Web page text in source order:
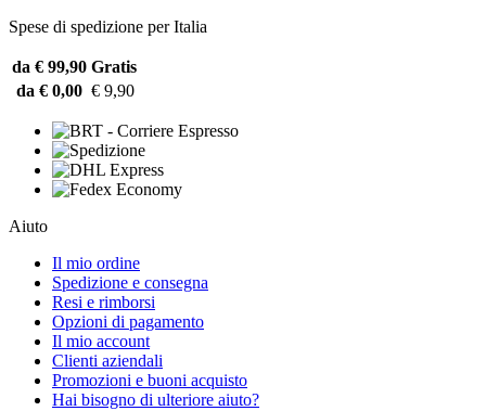
Spese di spedizione per Italia
da € 99,90 Gratis
da € 0,00 € 9,90
Aiuto
Il mio ordine
Spedizione e consegna
Resi e rimborsi
Opzioni di pagamento
Il mio account
Clienti aziendali
Promozioni e buoni acquisto
Hai bisogno di ulteriore aiuto?